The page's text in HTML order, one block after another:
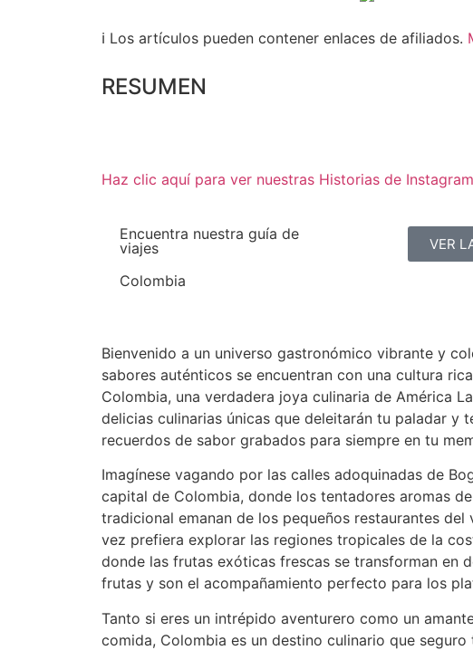
ℹ Los artículos pueden contener enlaces de afiliados.
RESUMEN
Haz clic aquí para ver nuestras Historias de
Encuentra nuestra guía de
viajes
Colombia
VER
Bienvenido a un universo gastronómico vibrante y
sabores auténticos se encuentran con una cultura
Colombia, una verdadera joya culinaria de América
delicias culinarias únicas que deleitarán tu paladar y
recuerdos de sabor grabados para siempre en tu
Imagínese vagando por las calles adoquinadas de
capital de Colombia, donde los tentadores aromas
tradicional emanan de los pequeños restaurantes del
vez prefiera explorar las regiones tropicales de la
donde las frutas exóticas frescas se transforman en
frutas y son el acompañamiento perfecto para los
Tanto si eres un intrépido aventurero como un
comida, Colombia es un destino culinario que seguro